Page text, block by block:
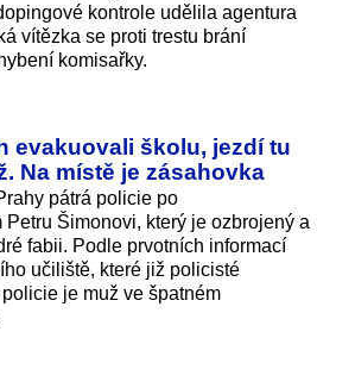
kontrole udělila agentura
vítězka se proti trestu brání
komisařky.
evakuovali školu, jezdí tu
Na místě je zásahovka
pátrá policie po
Petru Šimonovi, který je ozbrojený a
fabii. Podle prvotních informací
učiliště, které již policisté
je muž ve špatném